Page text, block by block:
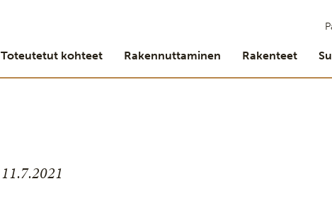
Toteutetut kohteet Rakennuttaminen Rakenteet
11.7.2021